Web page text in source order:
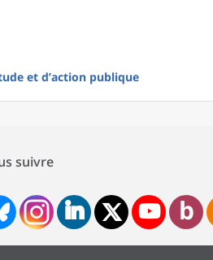
et d’action publique
suivre